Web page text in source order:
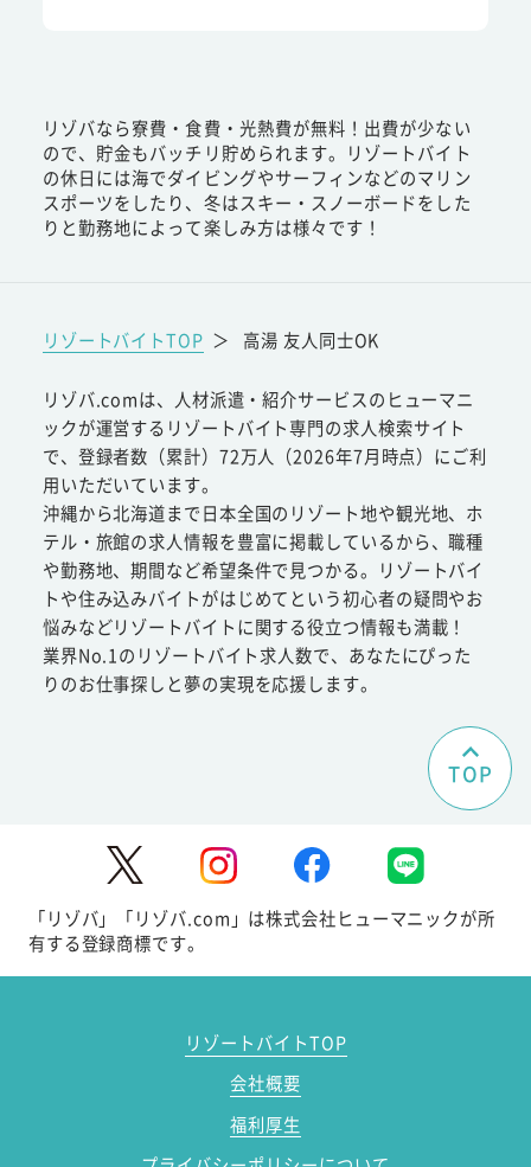
リゾバなら寮費・食費・光熱費が無料！出費が少ない
ので、貯金もバッチリ貯められます。リゾートバイト
の休日には海でダイビングやサーフィンなどのマリン
スポーツをしたり、冬はスキー・スノーボードをした
りと勤務地によって楽しみ方は様々です！
リゾートバイトTOP ＞ 高湯 友人同士OK
リゾバ.comは、人材派遣・紹介サービスのヒューマニ
ックが運営するリゾートバイト専門の求人検索サイト
で、登録者数（累計）72万人（2026年7月時点）にご利
用いただいています。
沖縄から北海道まで日本全国のリゾート地や観光地、ホ
テル・旅館の求人情報を豊富に掲載しているから、職種
や勤務地、期間など希望条件で見つかる。リゾートバイ
トや住み込みバイトがはじめてという初心者の疑問やお
悩みなどリゾートバイトに関する役立つ情報も満載！
業界No.1のリゾートバイト求人数で、あなたにぴった
りのお仕事探しと夢の実現を応援します。
TOP
「リゾバ」「リゾバ.com」は株式会社ヒューマニックが所
有する登録商標です。
リゾートバイトTOP
会社概要
福利厚生